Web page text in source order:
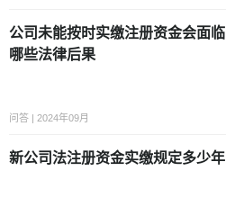
公司未能按时实缴注册资金会面临
哪些法律后果
问答 | 2024年09月
新公司法注册资金实缴规定多少年